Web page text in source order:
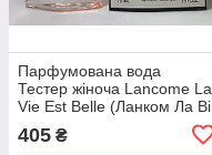
Парфумована вода
Тестер жіноча Lancome La
Vie Est Belle (Ланком Ла Ві
405 ₴